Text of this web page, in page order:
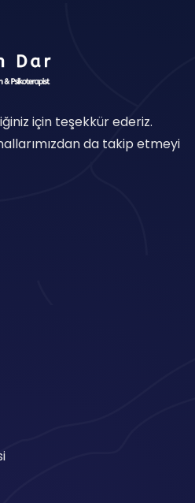
için teşekkür ederiz.
da takip etmeyi